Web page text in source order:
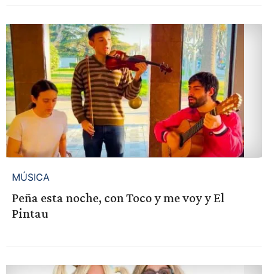
MÚSICA
Peña esta noche, con Toco y me voy y El
Pintau